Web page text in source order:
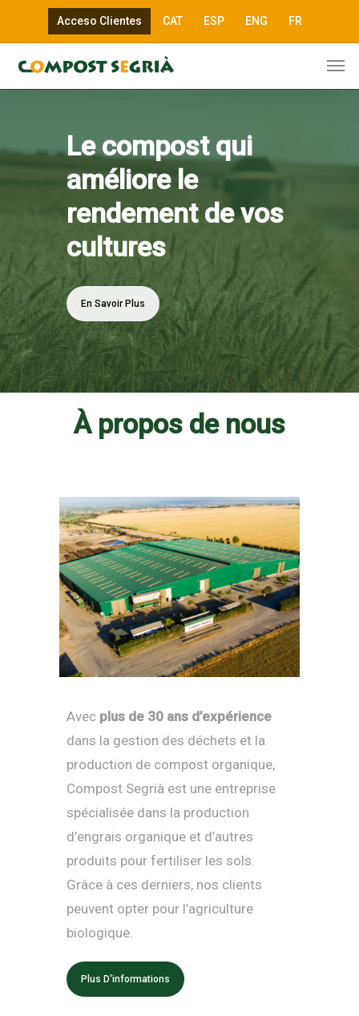
Acceso Clientes CAT ESP ENG FR
Le compost qui
améliore le
rendement de vos
cultures
En Savoir Plus
À propos de nous
Avec plus de 30 ans d’expérience
dans la gestion des déchets et la
production de compost organique,
Compost Segrià est une entreprise
spécialisée dans la production
d’engrais organique et d’autres
produits pour fertiliser les sols.
Grâce à ces derniers, nos clients
peuvent opter pour l’agriculture
biologique.
Plus D'informations